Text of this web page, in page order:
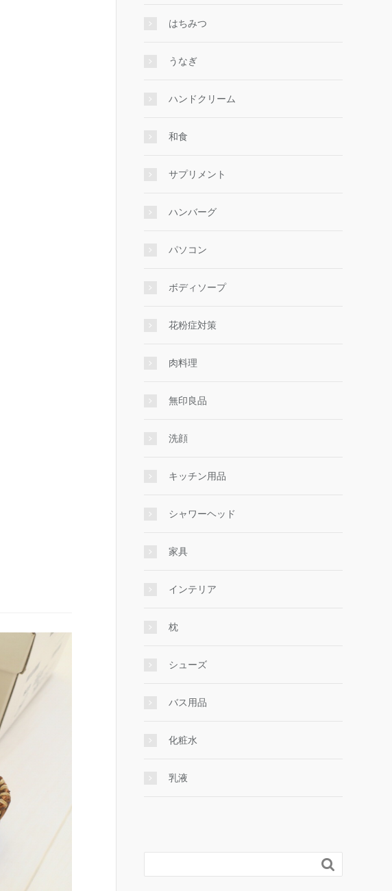
はちみつ
うなぎ
ハンドクリーム
和食
サプリメント
ハンバーグ
パソコン
ボディソープ
花粉症対策
肉料理
無印良品
洗顔
キッチン用品
シャワーヘッド
家具
インテリア
枕
シューズ
バス用品
化粧水
乳液
